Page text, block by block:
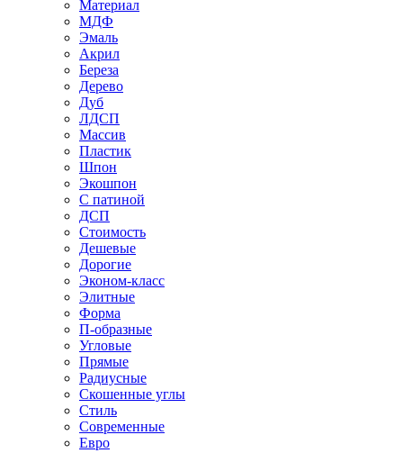
Материал
МДФ
Эмаль
Акрил
Береза
Дерево
Дуб
ЛДСП
Массив
Пластик
Шпон
Экошпон
С патиной
ДСП
Стоимость
Дешевые
Дорогие
Эконом-класс
Элитные
Форма
П-образные
Угловые
Прямые
Радиусные
Скошенные углы
Стиль
Современные
Евро